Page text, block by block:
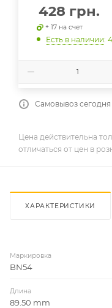
428 грн.
+ 17 на счет
Есть в наличии: 4
Самовывоз
Цена действительна
отличаться от цен в
ХАРАКТЕРИСТИКИ
Маркировка
BN54
Длина
89.50 mm